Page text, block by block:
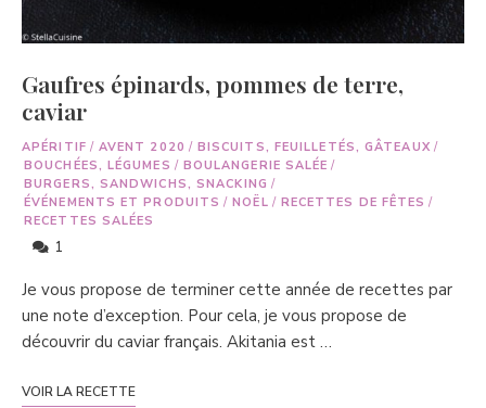
Gaufres épinards, pommes de terre,
caviar
APÉRITIF / AVENT 2020 / BISCUITS, FEUILLETÉS, GÂTEAUX /
BOUCHÉES, LÉGUMES / BOULANGERIE SALÉE /
BURGERS, SANDWICHS, SNACKING /
ÉVÉNEMENTS ET PRODUITS / NOËL / RECETTES DE FÊTES /
RECETTES SALÉES
1
Je vous propose de terminer cette année de recettes par
une note d’exception. Pour cela, je vous propose de
découvrir du caviar français. Akitania est …
VOIR LA RECETTE